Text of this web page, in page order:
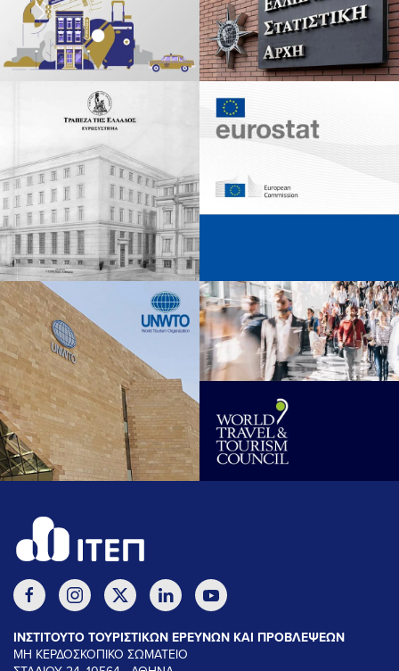
ΙΝΣΤΙΤΟΥΤΟ ΤΟΥΡΙΣΤΙΚΩΝ ΕΡΕΥΝΩΝ ΚΑΙ ΠΡΟΒΛΕΨΕΩΝ
ΜΗ ΚΕΡΔΟΣΚΟΠΙΚΟ ΣΩΜΑΤΕΙΟ